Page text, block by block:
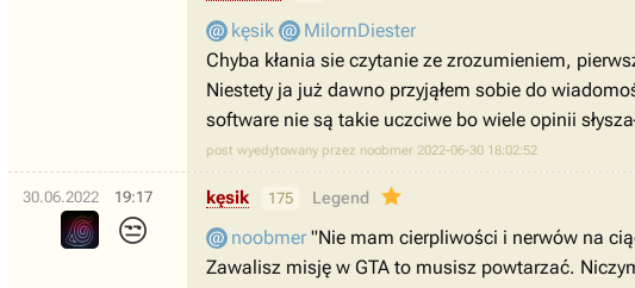
kęsik
MilornDiester
Chyba kłania sie czytanie ze zrozumieniem,
Niestety ja już dawno przyjąłem sobie do
software nie są takie uczciwe bo wiele opinii
post wyedytowany przez noobmer 2022-06-30 18:02:52
30.06.2022 19:17
😒
kęsik 175 Legend
noobmer"Nie mam cierpliwości i nerwów na
Zawalisz misję w GTA to musisz powtarzać.